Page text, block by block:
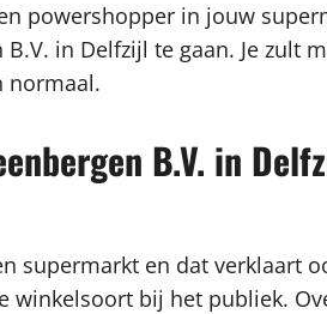
powershopper in jouw
in Delfzijl te gaan. Je zult
normaal.
B.V. in
supermarkt en dat verklaart
winkelsoort bij het publiek.